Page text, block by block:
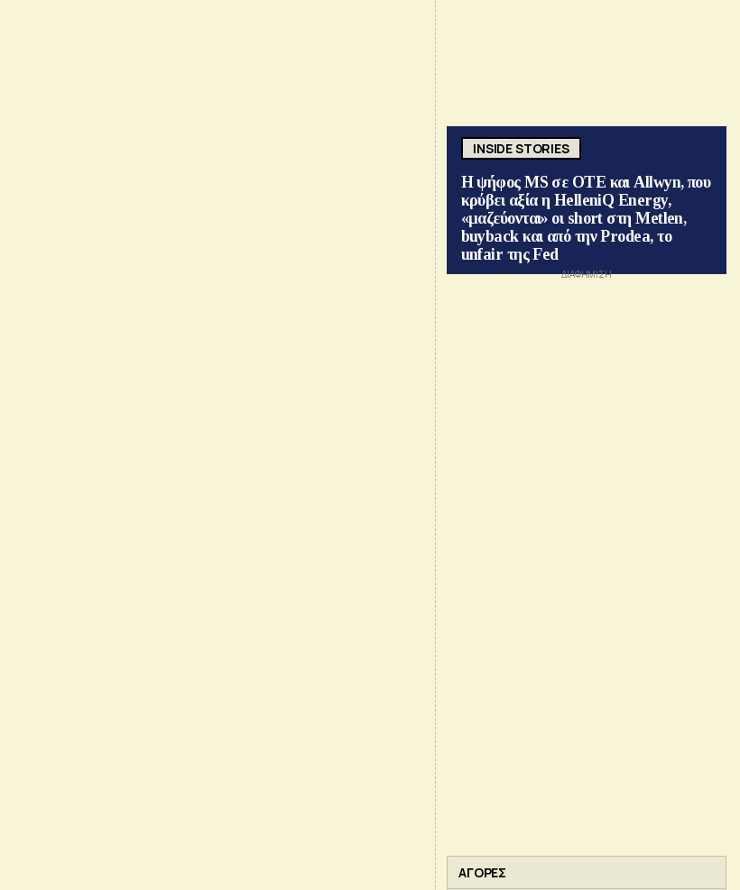
INSIDE STORIES
Η ψήφος MS σε ΟΤΕ και Allwyn, που
κρύβει αξία η HelleniQ Energy,
«μαζεύονται» οι short στη Metlen,
buyback και από την Prodea, το
unfair της Fed
ΑΓΟΡΕΣ